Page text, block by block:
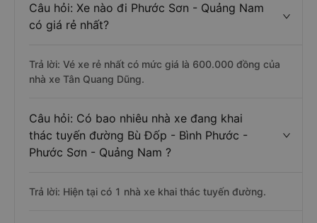
Câu hỏi: Xe nào đi Phước Sơn - Quảng Nam
có giá rẻ nhất?
Trả lời: Vé xe rẻ nhất có mức giá là 600.000 đồng của
nhà xe Tân Quang Dũng.
Câu hỏi: Có bao nhiêu nhà xe đang khai
thác tuyến đường Bù Đốp - Bình Phước -
Phước Sơn - Quảng Nam ?
Trả lời: Hiện tại có 1 nhà xe khai thác tuyến đường.